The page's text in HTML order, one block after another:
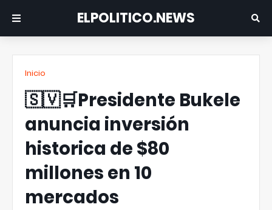
ELPOLITICO.NEWS
Inicio
🇸🇻🛒Presidente Bukele
anuncia inversión
historica de $80
millones en 10
mercados